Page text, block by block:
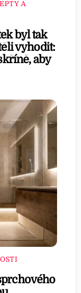
A
byl tak
vyhodit:
aby